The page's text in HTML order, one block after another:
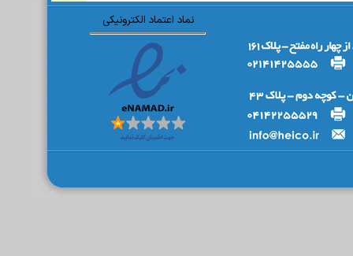
نماد اعتماد الکترونیکی